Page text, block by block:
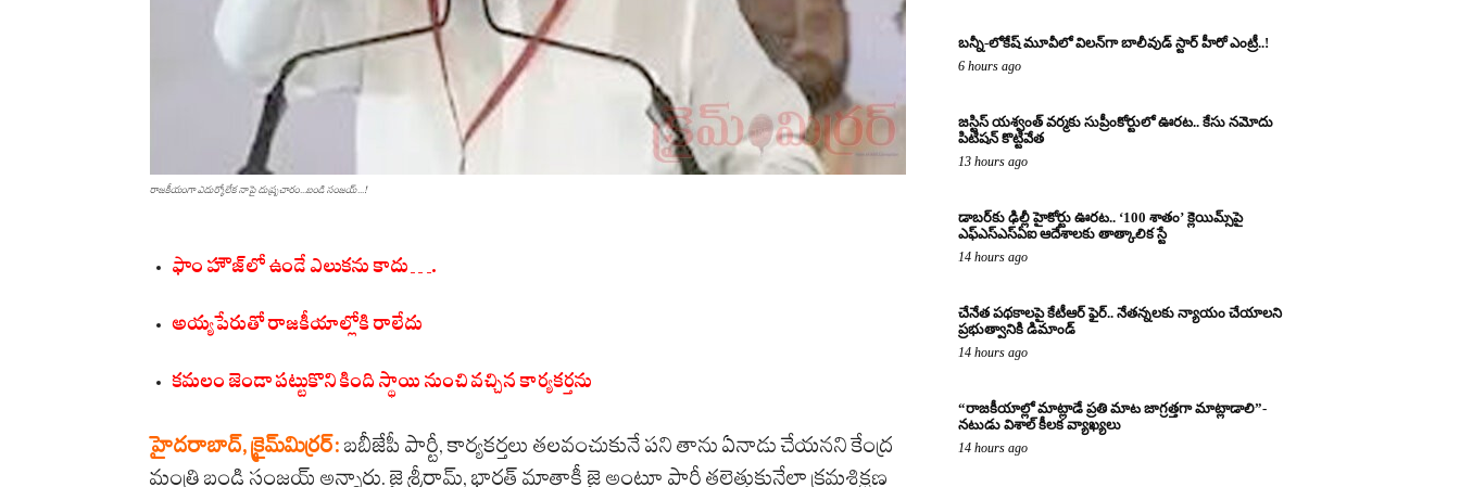
రాజకీయంగా ఎదుర్కోలేక నాపై దుష్ర్ప‌చారం...బండి సంజ‌య్‌...!
ఫాం హౌజ్‌లో ఉండే ఎలుక‌ను కాదు….
అయ్య‌పేరుతో రాజ‌కీయాల్లోకి రాలేదు
క‌మ‌లం జెండా ప‌ట్టుకొని కింది స్థాయి నుంచి వ‌చ్చిన కార్య‌క‌ర్త‌ను
హైదరాబాద్‌, క్రైమ్‌మిర్ర‌ర్‌: బబీజేపీ పార్టీ, కార్య‌క‌ర్త‌లు త‌ల‌వంచుకునే ప‌ని తాను ఏనాడు చేయ‌న‌ని కేంద్ర
మంత్రి బండి సంజ‌య్ అన్నారు. జై శ్రీరామ్‌, భారత్‌ మాతాకీ జై అంటూ పార్టీ తలెత్తుకునేలా క్రమశిక్షణ
బన్నీ-లోకేష్ మూవీలో విలన్‌గా బాలీవుడ్ స్టార్ హీరో ఎంట్రీ..!
6 hours ago
జస్టిస్ యశ్వంత్ వర్మకు సుప్రీంకోర్టులో ఊరట.. కేసు నమోదు
పిటిషన్ కొట్టివేత
13 hours ago
డాబర్‌కు ఢిల్లీ హైకోర్టు ఊరట.. ‘100 శాతం’ క్లెయిమ్స్‌పై
ఎఫ్‌ఎస్‌ఎస్‌ఏఐ ఆదేశాలకు తాత్కాలిక స్టే
14 hours ago
చేనేత పథకాలపై కేటీఆర్ ఫైర్.. నేతన్నలకు న్యాయం చేయాలని
ప్రభుత్వానికి డిమాండ్
14 hours ago
“రాజకీయాల్లో మాట్లాడే ప్రతి మాట జాగ్రత్తగా మాట్లాడాలి”-
నటుడు విశాల్ కీలక వ్యాఖ్యలు
14 hours ago